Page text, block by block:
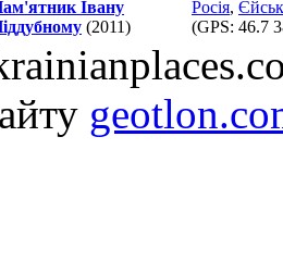
Івану
(2011)
Росія, Єйськ
(GPS: 46.7